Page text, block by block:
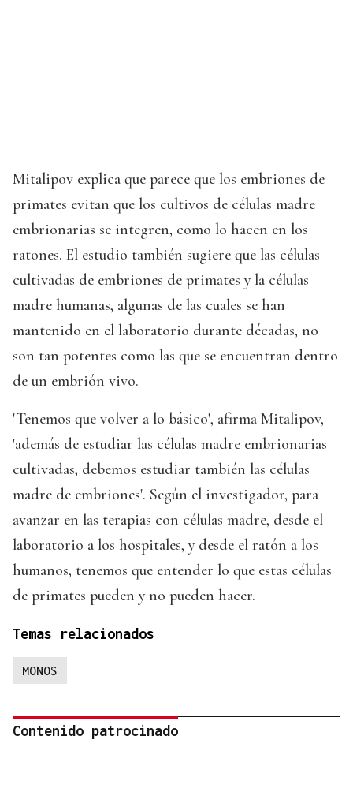
Mitalipov explica que parece que los embriones de
primates evitan que los cultivos de células madre
embrionarias se integren, como lo hacen en los
ratones. El estudio también sugiere que las células
cultivadas de embriones de primates y la células
madre humanas, algunas de las cuales se han
mantenido en el laboratorio durante décadas, no
son tan potentes como las que se encuentran dentro
de un embrión vivo.
'Tenemos que volver a lo básico', afirma Mitalipov,
'además de estudiar las células madre embrionarias
cultivadas, debemos estudiar también las células
madre de embriones'. Según el investigador, para
avanzar en las terapias con células madre, desde el
laboratorio a los hospitales, y desde el ratón a los
humanos, tenemos que entender lo que estas células
de primates pueden y no pueden hacer.
Temas relacionados
MONOS
Contenido patrocinado